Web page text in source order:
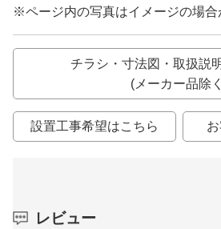
※ページ内の写真はイメージの場合
チラシ・寸法図・取扱説
(メーカー品除
設置工事希望はこちら
レビュー